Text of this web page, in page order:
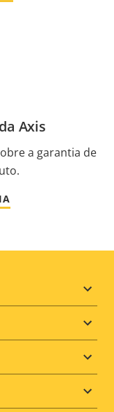
Axis
a garantia de